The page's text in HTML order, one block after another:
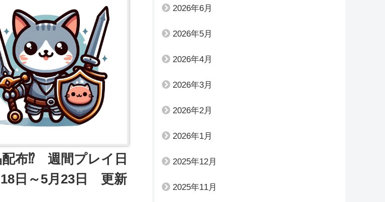
配布⁉ 週間プレイ日
日～5月23日 更新
2026年6月
2026年5月
2026年4月
2026年3月
2026年2月
2026年1月
2025年12月
2025年11月